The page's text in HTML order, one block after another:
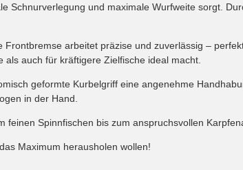
Schnurverlegung und maximale Wurfweite sorgt.
arbeitet präzise und zuverlässig –
auch für kräftigere Zielfische ideal macht.
geformte Kurbelgriff eine angenehme
in der Hand.
Spinnfischen bis zum anspruchsvollen
Maximum herausholen wollen!